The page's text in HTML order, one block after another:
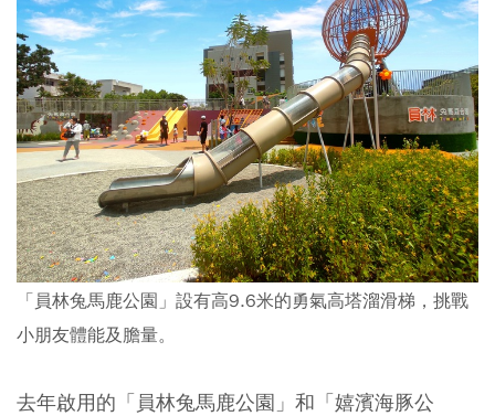
「員林兔馬鹿公園」設有高9.6米的勇氣高塔溜滑梯，挑戰
小朋友體能及膽量。
去年啟用的「員林兔馬鹿公園」和「嬉濱海豚公